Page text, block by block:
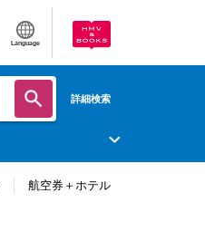
Language
詳細検索
航空券＋ホテル